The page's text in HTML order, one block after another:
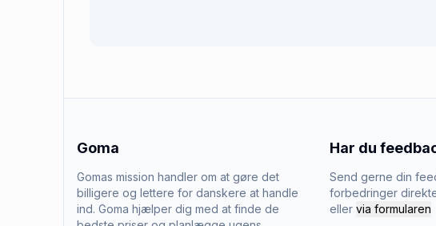
Goma
Gomas mission handler om at gøre det
billigere og lettere for danskere at handle
ind. Goma hjælper dig med at finde de
Har du
Send gerne din
forbedringer
eller via formularen